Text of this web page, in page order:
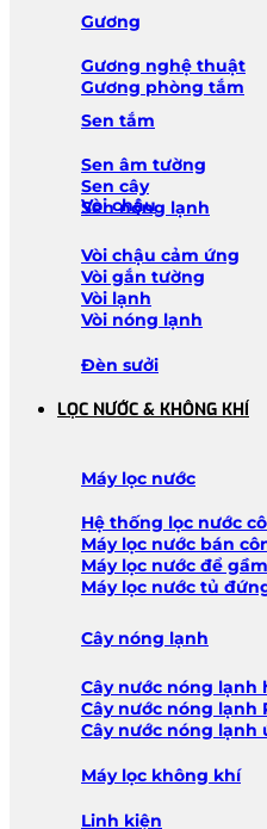
Gương
Gương nghệ thuật
Gương phòng tắm
Sen tắm
Sen âm tường
Sen cây
Sen nóng lạnh
Vòi chậu
Vòi chậu cảm ứng
Vòi gắn tường
Vòi lạnh
Vòi nóng lạnh
Đèn sưởi
LỌC NƯỚC & KHÔNG KHÍ
Máy lọc nước
Hệ thống lọc nước
Máy lọc nước bán
Máy lọc nước để
Máy lọc nước tủ
Cây nóng lạnh
Cây nước nóng lạnh
Cây nước nóng lạnh
Cây nước nóng lạnh
Máy lọc không khí
Linh kiện